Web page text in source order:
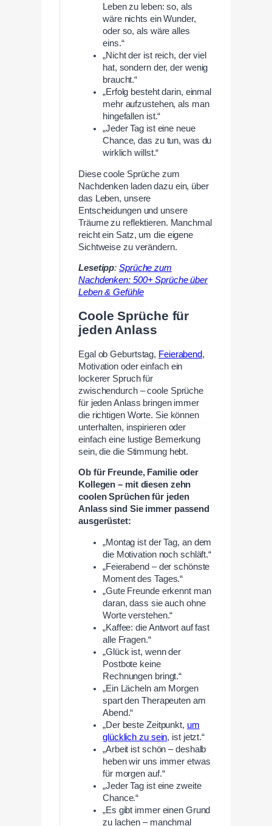
Leben zu leben: so, als
wäre nichts ein Wunder,
oder so, als wäre alles
eins.“
„Nicht der ist reich, der viel
hat, sondern der, der wenig
braucht.“
„Erfolg besteht darin, einmal
mehr aufzustehen, als man
hingefallen ist.“
„Jeder Tag ist eine neue
Chance, das zu tun, was du
wirklich willst.“
Diese coole Sprüche zum
Nachdenken laden dazu ein, über
das Leben, unsere
Entscheidungen und unsere
Träume zu reflektieren. Manchmal
reicht ein Satz, um die eigene
Sichtweise zu verändern.
Lesetipp:Sprüche zum
Nachdenken: 500+ Sprüche über
Leben & Gefühle
Coole Sprüche für
jeden Anlass
Egal ob Geburtstag, Feierabend,
Motivation oder einfach ein
lockerer Spruch für
zwischendurch – coole Sprüche
für jeden Anlass bringen immer
die richtigen Worte. Sie können
unterhalten, inspirieren oder
einfach eine lustige Bemerkung
sein, die die Stimmung hebt.
Ob für Freunde, Familie oder
Kollegen – mit diesen zehn
coolen Sprüchen für jeden
Anlass sind Sie immer passend
ausgerüstet:
„Montag ist der Tag, an dem
die Motivation noch schläft.“
„Feierabend – der schönste
Moment des Tages.“
„Gute Freunde erkennt man
daran, dass sie auch ohne
Worte verstehen.“
„Kaffee: die Antwort auf fast
alle Fragen.“
„Glück ist, wenn der
Postbote keine
Rechnungen bringt.“
„Ein Lächeln am Morgen
spart den Therapeuten am
Abend.“
„Der beste Zeitpunkt, um
glücklich zu sein, ist jetzt.“
„Arbeit ist schön – deshalb
heben wir uns immer etwas
für morgen auf.“
„Jeder Tag ist eine zweite
Chance.“
„Es gibt immer einen Grund
zu lachen – manchmal